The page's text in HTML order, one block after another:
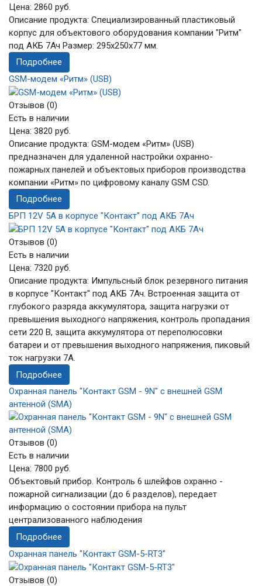
Цена: 2860 руб.
Описание продукта: Специализированный пластиковый
корпус для объектового оборудования компании "Ритм"
под АКБ 7Ач Размер: 295х250х77 мм.
Подробнее
GSM-модем «Ритм» (USB)
Отзывов (0)
Есть в наличии
Цена: 3820 руб.
Описание продукта: GSM-модем «Ритм» (USB)
предназначен для удаленной настройки охранно-
пожарных панелей и объектовых приборов производства
компании «Ритм» по цифровому каналу GSM CSD.
Подробнее
БРП 12V 5А в корпусе "Контакт" под АКБ 7Aч
Отзывов (0)
Есть в наличии
Цена: 7320 руб.
Описание продукта: Импульсный блок резервного питания
в корпусе "Контакт" под АКБ 7Ач. Встроенная защита от
глубокого разряда аккумулятора, защита нагрузки от
превышения выходного напряжения, контроль пропадания
сети 220 В, защита аккумулятора от переполюсовки
батареи и от превышения выходного напряжения, пиковый
ток нагрузки 7А.
Подробнее
Охранная панель "Контакт GSM - 9N" с внешней GSM
антенной (SMA)
Отзывов (0)
Есть в наличии
Цена: 7800 руб.
Объектовый прибор. Контроль 6 шлейфов охранно -
пожарной сигнализации (до 6 разделов), передает
информацию о состоянии прибора на пульт
централизованного наблюдения
Подробнее
Охранная панель "Контакт GSM-5-RT3"
Отзывов (0)